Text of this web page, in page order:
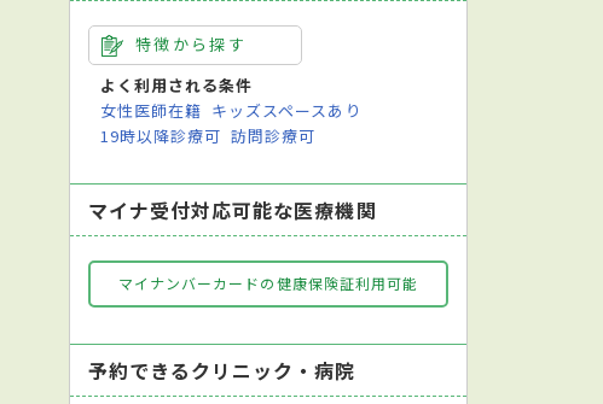
特徴から探す
よく利用される条件
女性医師在籍 キッズスペースあり
19時以降診療可 訪問診療可
マイナ受付対応可能な医療機関
マイナンバーカードの健康保険証利用可能
予約できるクリニック・病院